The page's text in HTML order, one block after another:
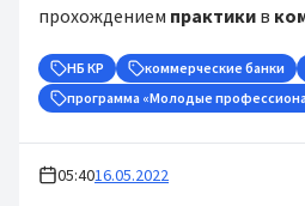
прохождением практики в
НБ КР коммерческие банки
программа «Молодые
05:4016.05.2022